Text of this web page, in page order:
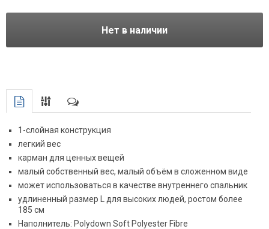
Нет в наличии
1-слойная конструкция
легкий вес
карман для ценных вещей
малый собственный вес, малый объём в сложенном виде
может использоваться в качестве внутреннего спальник
удлиненный размер L для высоких людей, ростом более
185 см
Наполнитель: Polydown Soft Polyester Fibre